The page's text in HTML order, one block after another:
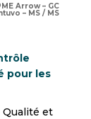
Arrow – GC
– MS / MS
pour les
Qualité et